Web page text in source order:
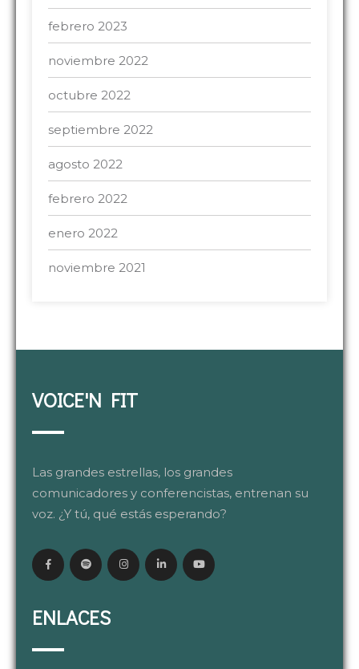
febrero 2023
noviembre 2022
octubre 2022
septiembre 2022
agosto 2022
febrero 2022
enero 2022
noviembre 2021
VOICE'N FIT
Las grandes estrellas, los grandes
comunicadores y conferencistas, entrenan su
voz. ¿Y tú, qué estás esperando?
ENLACES